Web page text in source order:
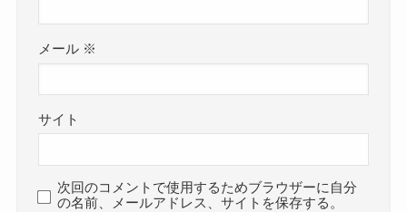
メール ※
サイト
次回のコメントで使用するためブラウザーに自分
の名前、メールアドレス、サイトを保存する。